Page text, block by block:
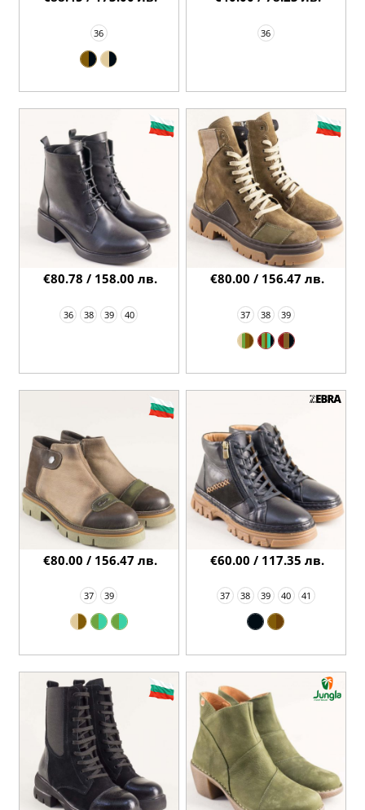
36 36
36 38 39 40
€80.78 / 158.00 лв.
37 38 39
€80.00 / 156.47 лв.
37 39
€80.00 / 156.47 лв.
37 38 39 40 41
€60.00 / 117.35 лв.